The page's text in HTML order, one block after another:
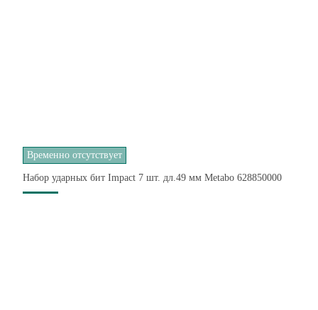
Временно отсутствует
Набор ударных бит Impact 7 шт. дл.49 мм Metabo 628850000